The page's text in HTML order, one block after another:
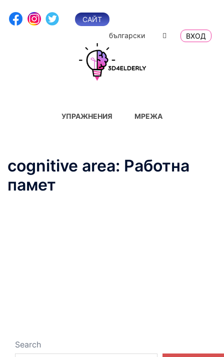
САЙТ
български
ВХОД
УПРАЖНЕНИЯ МРЕЖА
cognitive area: Работна
памет
Search